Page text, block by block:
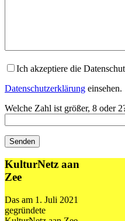
Ich akzeptiere die
Datenschutzerklärung einsehen.
Welche Zahl ist größer, 8 oder
KulturNetz aan
Zee
Das am 1. Juli 2021
gegründete